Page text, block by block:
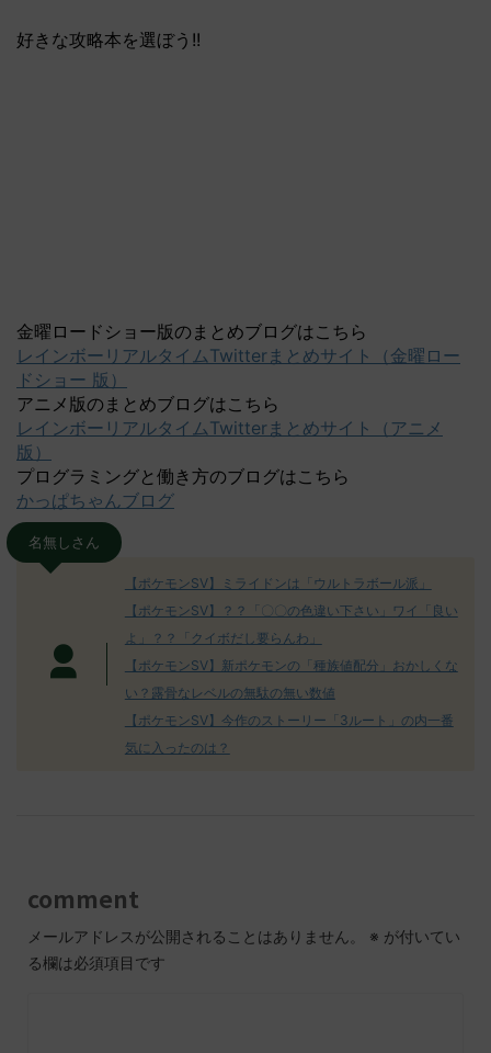
好きな攻略本を選ぼう!!
金曜ロードショー版のまとめブログはこちら
レインボーリアルタイムTwitterまとめサイト（金曜ロー
ドショー 版）
アニメ版のまとめブログはこちら
レインボーリアルタイムTwitterまとめサイト（アニメ
版）
プログラミングと働き方のブログはこちら
かっぱちゃんブログ
名無しさん
【ポケモンSV】ミライドンは「ウルトラボール派」
【ポケモンSV】？？「〇〇の色違い下さい」ワイ「良い
よ」？？「クイボだし要らんわ」
【ポケモンSV】新ポケモンの「種族値配分」おかしくな
い？露骨なレベルの無駄の無い数値
【ポケモンSV】今作のストーリー「3ルート」の内一番
気に入ったのは？
comment
メールアドレスが公開されることはありません。 ※ が付いてい
る欄は必須項目です